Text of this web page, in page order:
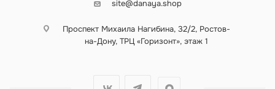
site@danaya.shop
Проспект Михаила Нагибина, 32/2, Ростов-
на-Дону, ТРЦ «Горизонт», этаж 1